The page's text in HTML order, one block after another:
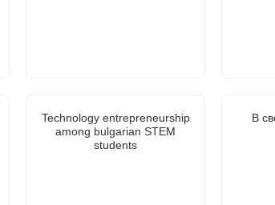
Technology entrepreneurship
among bulgarian STEM
students
В